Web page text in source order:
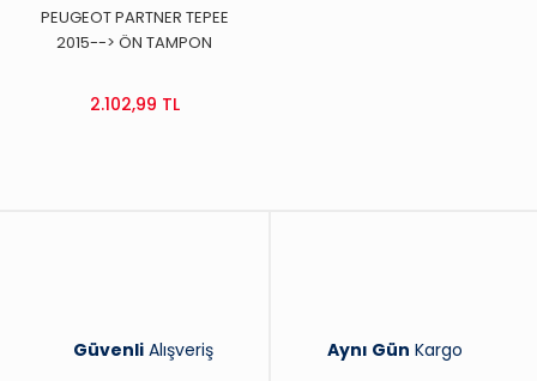
PEUGEOT PARTNER TEPEE
2015--> ÖN TAMPON
(1613573580)
2.102,99 TL
Güvenli Alışveriş Aynı Gün Kargo